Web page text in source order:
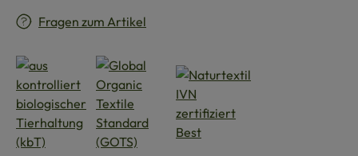
Fragen zum Artikel